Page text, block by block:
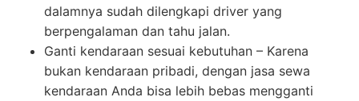
dalamnya sudah dilengkapi driver yang
berpengalaman dan tahu jalan.
Ganti kendaraan sesuai kebutuhan – Karena
bukan kendaraan pribadi, dengan jasa sewa
kendaraan Anda bisa lebih bebas mengganti